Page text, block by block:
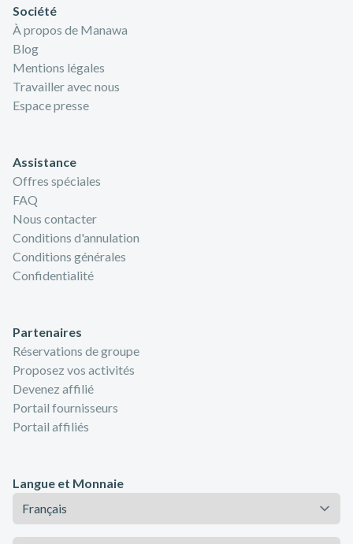
Société
À propos de Manawa
Blog
Mentions légales
Travailler avec nous
Espace presse
Assistance
Offres spéciales
FAQ
Nous contacter
Conditions d'annulation
Conditions générales
Confidentialité
Partenaires
Réservations de groupe
Proposez vos activités
Devenez affilié
Portail fournisseurs
Portail affiliés
Langue et Monnaie